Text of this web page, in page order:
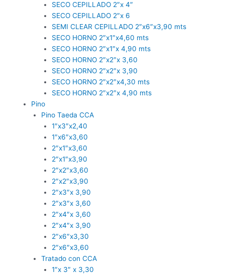
SECO CEPILLADO 2″x 4″
SECO CEPILLADO 2″x 6
SEMI CLEAR CEPILLADO 2″x6″x3,90 mts
SECO HORNO 2″x1″x4,60 mts
SECO HORNO 2″x1″x 4,90 mts
SECO HORNO 2″x2″x 3,60
SECO HORNO 2″x2″x 3,90
SECO HORNO 2″x2″x4,30 mts
SECO HORNO 2″x2″x 4,90 mts
Pino
Pino Taeda CCA
1″x3″x2,40
1″x6″x3,60
2″x1″x3,60
2″x1″x3,90
2″x2″x3,60
2″x2″x3,90
2″x3″x 3,90
2″x3″x 3,60
2″x4″x 3,60
2″x4″x 3,90
2″x6″x3,30
2″x6″x3,60
Tratado con CCA
1″x 3″ x 3,30